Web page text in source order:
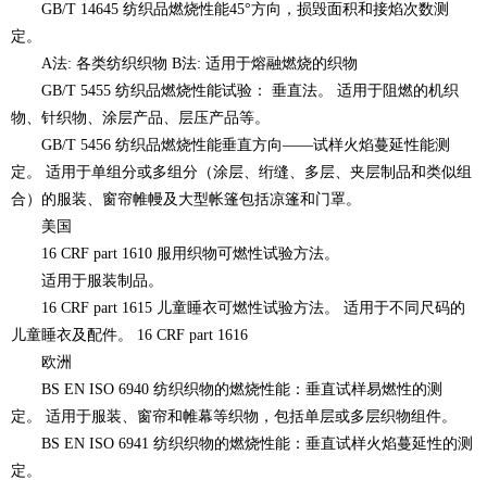
GB/T 14645 纺织品燃烧性能45°方向，损毁面积和接焰次数测
定。
A法: 各类纺织织物 B法: 适用于熔融燃烧的织物
GB/T 5455 纺织品燃烧性能试验： 垂直法。 适用于阻燃的机织
物、针织物、涂层产品、层压产品等。
GB/T 5456 纺织品燃烧性能垂直方向——试样火焰蔓延性能测
定。 适用于单组分或多组分（涂层、绗缝、多层、夹层制品和类似组
合）的服装、窗帘帷幔及大型帐篷包括凉篷和门罩。
美国
16 CRF part 1610 服用织物可燃性试验方法。
适用于服装制品。
16 CRF part 1615 儿童睡衣可燃性试验方法。 适用于不同尺码的
儿童睡衣及配件。 16 CRF part 1616
欧洲
BS EN ISO 6940 纺织织物的燃烧性能：垂直试样易燃性的测
定。 适用于服装、窗帘和帷幕等织物，包括单层或多层织物组件。
BS EN ISO 6941 纺织织物的燃烧性能：垂直试样火焰蔓延性的测
定。